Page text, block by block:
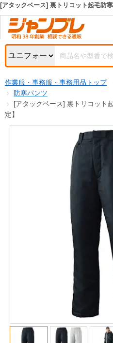
カテゴリー一覧
お知らせ
特集・キャンペーン一覧
初めての方へ
お問い合わせ
サポート＆ヘルプ
FAX注文用紙の印刷
ジャンブレの特長
新規登録キャンペーン
名入れ刺繍
メーカーカタログ一覧
カタログ請求（無
試着サンプル無料
キーワード検索
検索条件
商品カテゴリから選ぶ
販売価格(税抜き)で絞る
円から
円まで
[アタックベース] 裏トリコット起毛防
作業服・事務服・事務用品トップ
防寒パンツ
[アタックベース] 裏トリコット
定】